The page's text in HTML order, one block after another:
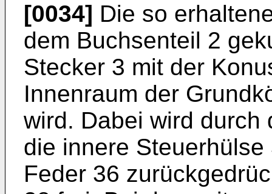
[0034] Die so
dem Buchsenteil 2
Stecker 3 mit der
Innenraum der
wird. Dabei wird durch
die innere
Feder 36